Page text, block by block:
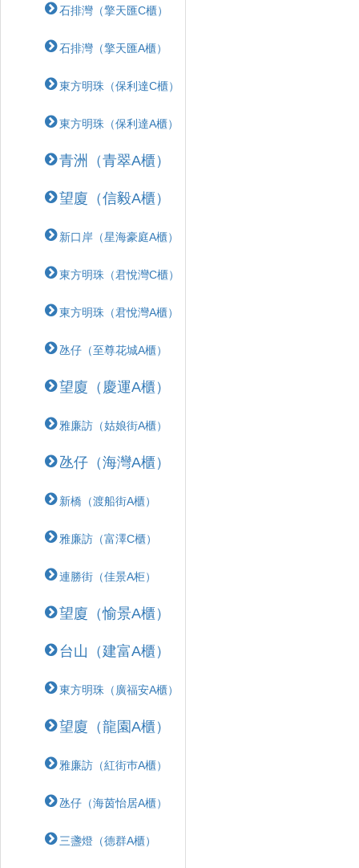
石排灣（擎天匯C櫃）
石排灣（擎天匯A櫃）
東方明珠（保利達C櫃）
東方明珠（保利達A櫃）
青洲（青翠A櫃）
望廈（信毅A櫃）
新口岸（星海豪庭A櫃）
東方明珠（君悅灣C櫃）
東方明珠（君悅灣A櫃）
氹仔（至尊花城A櫃）
望廈（慶運A櫃）
雅廉訪（姑娘街A櫃）
氹仔（海灣A櫃）
新橋（渡船街A櫃）
雅廉訪（富澤C櫃）
連勝街（佳景A柜）
望廈（愉景A櫃）
台山（建富A櫃）
東方明珠（廣福安A櫃）
望廈（龍園A櫃）
雅廉訪（紅街巿A櫃）
氹仔（海茵怡居A櫃）
三盞燈（德群A櫃）